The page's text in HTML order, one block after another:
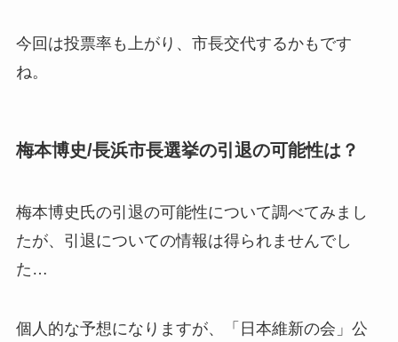
今回は投票率も上がり、市長交代するかもです
ね。
梅本博史/長浜市長選挙の引退の可能性は？
梅本博史氏の引退の可能性について調べてみまし
たが、 引退についての情報は得られませんでし
た…
個人的な予想になりますが、「日本維新の会」公